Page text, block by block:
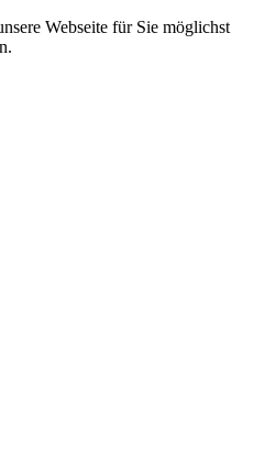
Webseite für Sie möglichst